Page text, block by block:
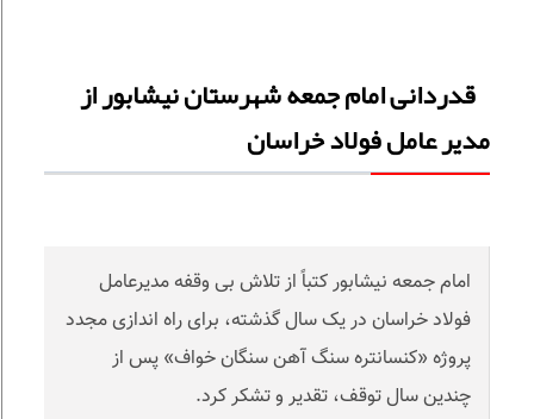
قدردانی امام جمعه شهرستان نیشابور از
مدیر عامل فولاد خراسان
امام جمعه نیشابور کتباً از تلاش بی وقفه مدیرعامل
فولاد خراسان در یک سال گذشته، برای راه اندازی مجدد
پروژه «کنسانتره سنگ آهن سنگان خواف» پس از
چندین سال توقف، تقدیر و تشکر کرد.